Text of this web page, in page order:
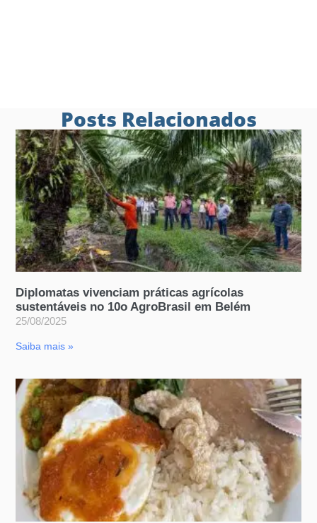
Posts Relacionados
Diplomatas vivenciam práticas agrícolas
sustentáveis no 10o AgroBrasil em Belém
25/08/2025
Saiba mais »